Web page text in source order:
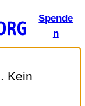
Spende
n
Kein